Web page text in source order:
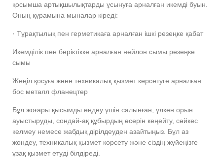
қосымша артықшылықтарды ұсынуға арналған икемді буын.
Оның құрамына мыналар кіреді:
· Тұрақтылық пен герметикаға арналған ішкі резеңке қабат
Икемділік пен беріктікке арналған нейлон сымы резеңке
сымы
Жеңіл қосуға және техникалық қызмет көрсетуге арналған
бос металл фланецтер
Бұл жоғары қысымды өңдеу үшін салынған, үлкен орын
ауыстыруды, сондай-ақ құбырдың әсерін кеңейту, сәйкес
келмеу немесе жабдық дірілдеуден азайтыңыз. Бұл аз
жөндеу, техникалық қызмет көрсету және сіздің жүйеңізге
ұзақ қызмет етуді білдіреді.